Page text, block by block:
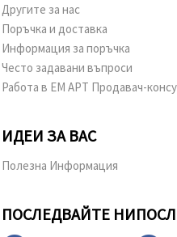
Другите за нас
Поръчка и доставка
Информация за поръчка
Често задавани въпроси
Работа в ЕМ АРТ Продавач-
ИДЕИ ЗА ВАС
Полезна Информация
ПОСЛЕДВАЙТЕ НИ